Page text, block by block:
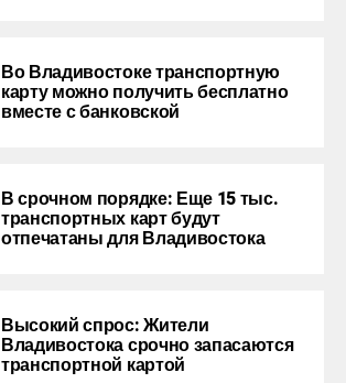
Во Владивостоке транспортную
карту можно получить бесплатно
вместе с банковской
В срочном порядке: Еще 15 тыс.
транспортных карт будут
отпечатаны для Владивостока
Высокий спрос: Жители
Владивостока срочно запасаются
транспортной картой